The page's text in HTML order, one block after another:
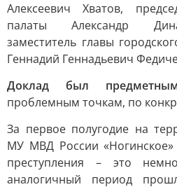
Алексеевич Хватов,
палаты Александр
заместитель главы
Геннадий Геннадьевич
Доклад был
проблемным точкам, по
За первое полугодие на
МУ МВД России «Ногинское»
преступления – это
аналогичный период